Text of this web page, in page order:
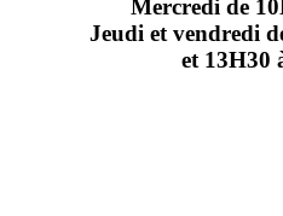
Mercredi de
Jeudi et vendredi
et 13H30